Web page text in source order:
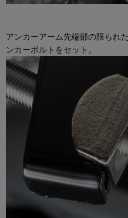
アンカーアーム先端部の限られ
ンカーボルトをセット。